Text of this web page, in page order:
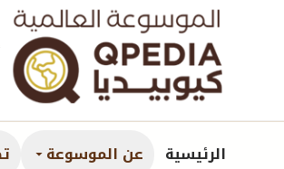
الرئيسية عن الموسوعة